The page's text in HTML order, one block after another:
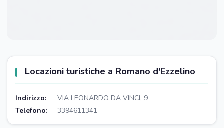
Locazioni turistiche a Romano d'Ezzelino
Indirizzo:
VIA LEONARDO DA VINCI, 9
Telefono:
3394611341